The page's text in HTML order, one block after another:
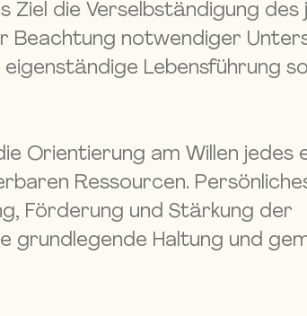
die Verselbständigung des
Beachtung notwendiger
Lebensführung
Orientierung am Willen jedes
Ressourcen.
Förderung und Stärkung der
grundlegende Haltung und